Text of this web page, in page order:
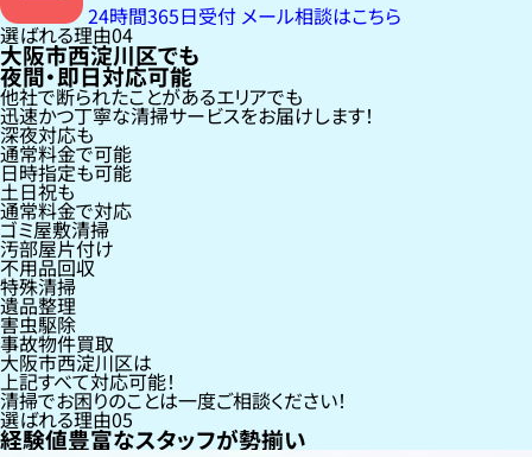
24時間365日受付 メール相談はこちら
選ばれる理由04
大阪市西淀川区でも
夜間・即日対応可能
他社で断られたことがあるエリアでも
迅速かつ丁寧な清掃サービスをお届けします！
深夜対応も
通常料金で可能
日時指定も可能
土日祝も
通常料金で対応
ゴミ屋敷清掃
汚部屋片付け
不用品回収
特殊清掃
遺品整理
害虫駆除
事故物件買取
大阪市西淀川区は
上記すべて対応可能！
清掃でお困りのことは一度ご相談ください！
選ばれる理由05
経験値豊富なスタッフが勢揃い